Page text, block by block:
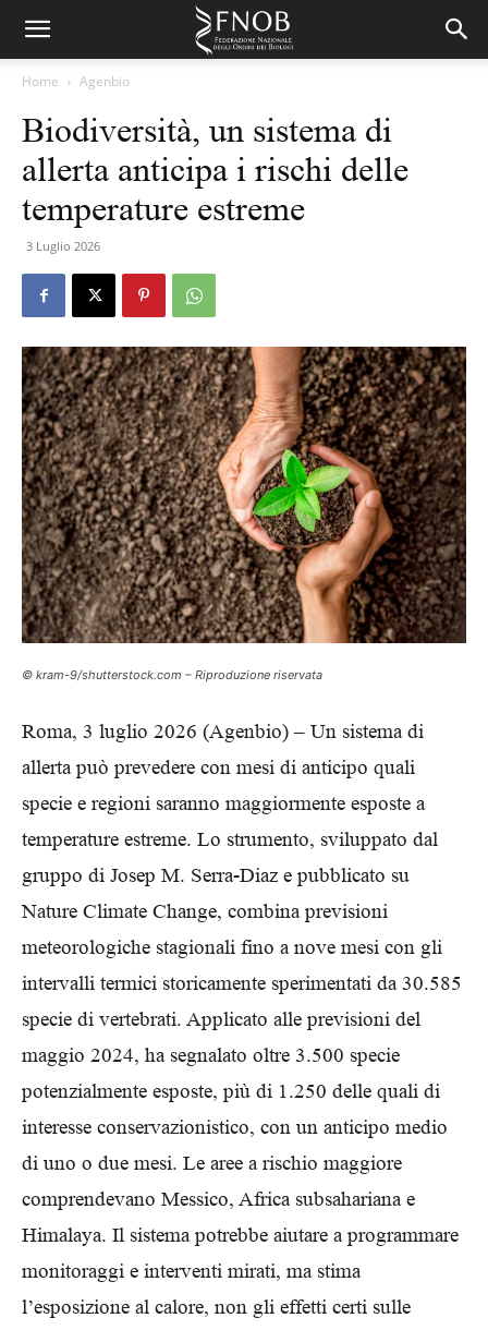
Home Agenbio
Biodiversità, un sistema di
allerta anticipa i rischi delle
temperature estreme
3 Luglio 2026
© kram-9/shutterstock.com – Riproduzione riservata
Roma, 3 luglio 2026 (Agenbio) – Un sistema di
allerta può prevedere con mesi di anticipo quali
specie e regioni saranno maggiormente esposte a
temperature estreme. Lo strumento, sviluppato dal
gruppo di Josep M. Serra-Diaz e pubblicato su
Nature Climate Change, combina previsioni
meteorologiche stagionali fino a nove mesi con gli
intervalli termici storicamente sperimentati da 30.585
specie di vertebrati. Applicato alle previsioni del
maggio 2024, ha segnalato oltre 3.500 specie
potenzialmente esposte, più di 1.250 delle quali di
interesse conservazionistico, con un anticipo medio
di uno o due mesi. Le aree a rischio maggiore
comprendevano Messico, Africa subsahariana e
Himalaya. Il sistema potrebbe aiutare a programmare
monitoraggi e interventi mirati, ma stima
l’esposizione al calore, non gli effetti certi sulle